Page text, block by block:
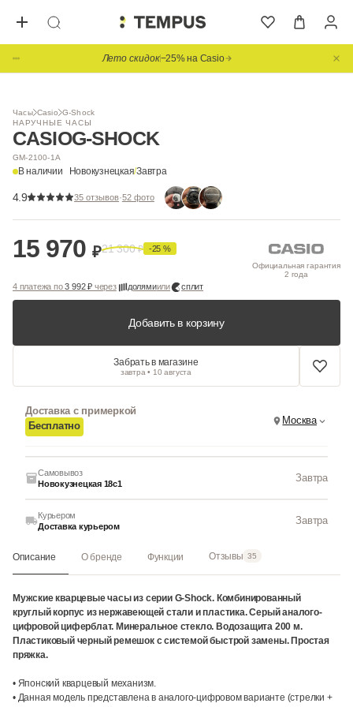
Лето скидок−25% на Casio
Часы Casio G-Shock
НАРУЧНЫЕ ЧАСЫ
CASIOG-SHOCK
GM-2100-1A
В наличии Новокузнецкая/Завтра
4.9 35 отзывов·52 фото
BESTSELLER
1/ 18
15 970 ₽21 300₽ -25 %
Официальная гарантия
2 года
4 платежа по3 992 ₽через долямиили сплит
Добавить в корзину
Забрать в магазине
завтра • 10 августа
Доставка с примеркой
Бесплатно
Москва
Самовывоз
Новокузнецкая 18с1
Завтра
Курьером
Доставка курьером
Завтра
Описание О бренде Функции Отзывы 35
Мужские кварцевые часы из серии G-Shock. Комбинированный
круглый корпус из нержавеющей стали и пластика. Серый аналого-
цифровой циферблат. Минеральное стекло. Водозащита 200 м.
Пластиковый черный ремешок с системой быстрой замены. Простая
пряжка.
• Японский кварцевый механизм.
• Данная модель представлена в аналого-цифровом варианте (стрелки +